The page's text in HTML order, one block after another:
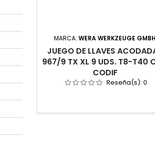
MARCA: WERA WERKZEUGE GMBH
JUEGO DE LLAVES
967/9 TX XL 9 UDS. T8-T40
CODIF
Reseña(s): 0